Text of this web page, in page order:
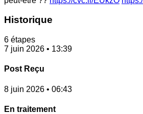
Historique
6 étapes
7 juin 2026 • 13:39
Post Reçu
8 juin 2026 • 06:43
En traitement